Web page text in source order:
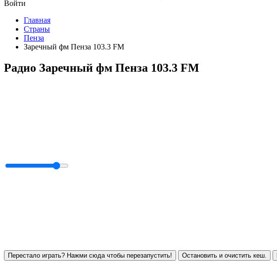
Войти
Главная
Страны
Пензa
Заречный фм Пенза 103.3 FM
Радио Заречный фм Пенза 103.3 FM
Перестало играть? Нажми сюда чтобы перезапустить! Остановить и очистить кеш.